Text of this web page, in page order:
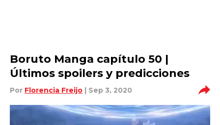
Boruto Manga capítulo 50 |
Últimos spoilers y predicciones
Por Florencia Freijo | Sep 3, 2020